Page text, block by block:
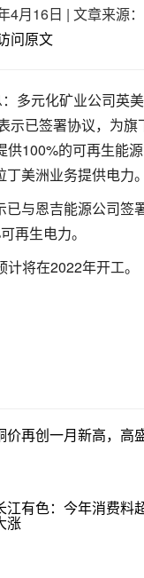
4月16日 | 文章来源
问原文
多元化矿业公司英
示已签署协议，为旗
供100%的可再生能
美洲业务提供电力。
已与恩吉能源公司签
再生电力。
将在2022年开工。
价再创一月新高，高
江有色：今年消费料
涨